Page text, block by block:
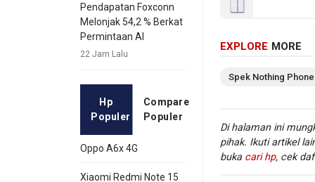
Pendapatan Foxconn
Melonjak 54,2 % Berkat
Permintaan AI
22 Jam Lalu
Hp
Populer
Compare
Populer
Oppo A6x 4G
Xiaomi Redmi Note 15
EXPLORE MORE
Spek Nothing Phone
Di halaman ini
pihak. Ikuti artikel
buka cari hp, cek